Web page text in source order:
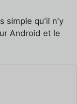
simple qu'il n'y
Android et le